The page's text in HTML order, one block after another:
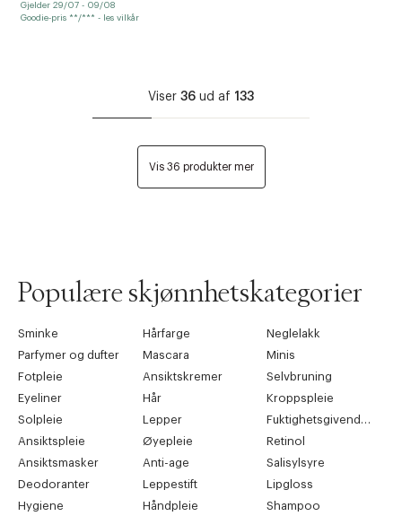
Gjelder 29/07 - 09/08
Goodie-pris **/*** - les vilkår
Viser 36 ud af 133
Vis 36 produkter mer
Populære skjønnhetskategorier
Sminke Hårfarge
Neglelakk
Parfymer og dufter
Mascara
Minis
Fotpleie
Ansiktskremer
Selvbruning
Eyeliner
Hår
Kroppspleie
Solpleie
Lepper
Fuktighetsgivende pleie
Ansiktspleie
Øyepleie
Retinol
Ansiktsmasker
Anti-age
Salisylsyre
Deodoranter
Leppestift
Lipgloss
Hygiene
Håndpleie
Shampoo